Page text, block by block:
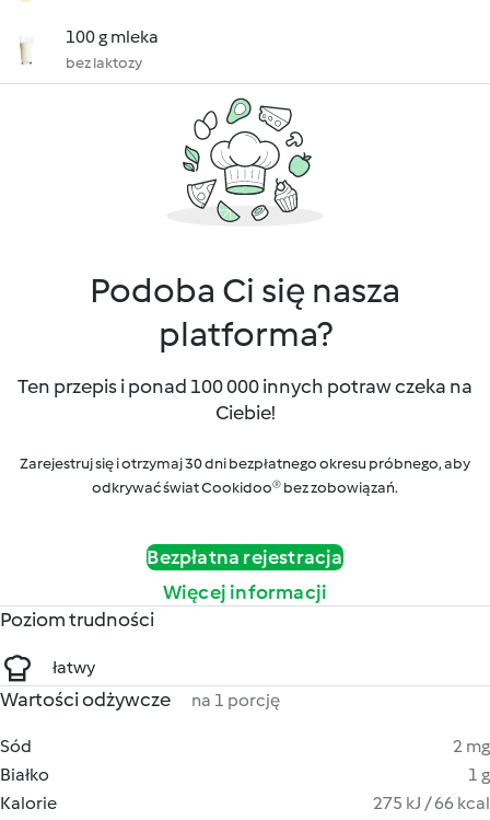
100 g mleka
bez laktozy
Podoba Ci się nasza
platforma?
Ten przepis i ponad 100 000 innych potraw czeka na
Ciebie!
Zarejestruj się i otrzymaj 30 dni bezpłatnego okresu próbnego, aby
odkrywać świat Cookidoo® bez zobowiązań.
Bezpłatna rejestracja
Więcej informacji
Poziom trudności
łatwy
Wartości odżywcze na 1 porcję
Sód
2 mg
Białko
1 g
Kalorie
275 kJ / 66 kcal